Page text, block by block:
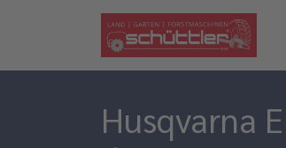
Husqvarna